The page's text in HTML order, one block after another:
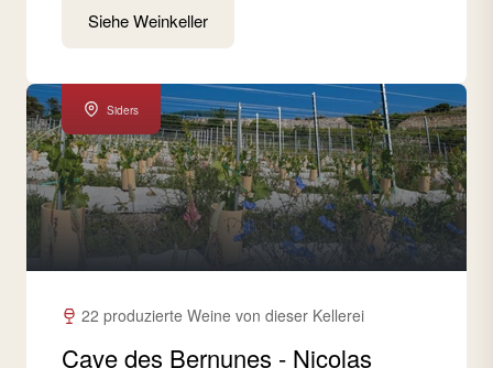
Siehe Weinkeller
Siders
22 produzierte Weine von dieser Kellerei
Cave des Bernunes - Nicolas